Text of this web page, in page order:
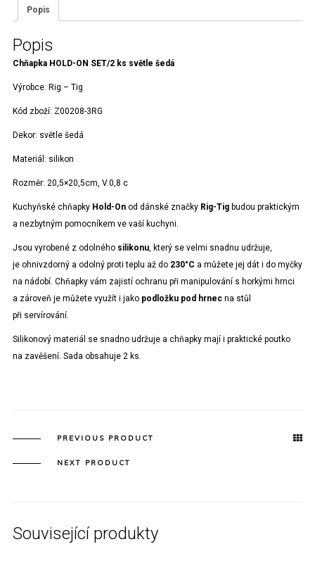
Popis
Popis
Chňapka HOLD-ON SET/2 ks světle šedá
Výrobce: Rig – Tig
Kód zboží: Z00208-3RG
Dekor: světle šedá
Materiál: silikon
Rozměr: 20,5×20,5cm, V.0,8 c
Kuchyňské chňapky Hold-Onod dánské značky Rig-Tigbudou praktickým
a nezbytným pomocníkem ve vaší kuchyni.
Jsou vyrobené z odolného silikonu, který se velmi snadnu udržuje,
je ohnivzdorný a odolný proti teplu až do 230°C a můžete jej dát i do myčky
na nádobí. Chňapky vám zajistí ochranu při manipulování s horkými hrnci
a zároveň je můžete využít i jako podložku pod hrnecna stůl
při servírování.
Silikonový materiál se snadno udržuje a chňapky mají i praktické poutko
na zavěšení. Sada obsahuje 2 ks.
PREVIOUS PRODUCT
NEXT PRODUCT
Související produkty